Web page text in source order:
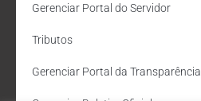
Gerenciar Portal do Servidor
Tributos
Gerenciar Portal da Transparência